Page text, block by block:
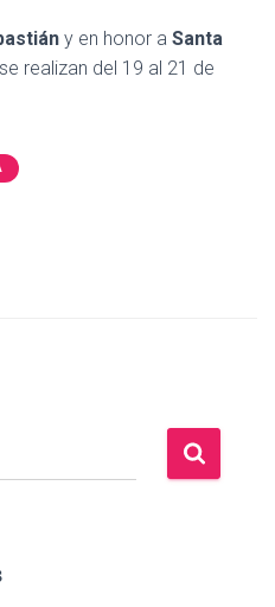
y en honor a Santa
realizan del 19 al 21 de